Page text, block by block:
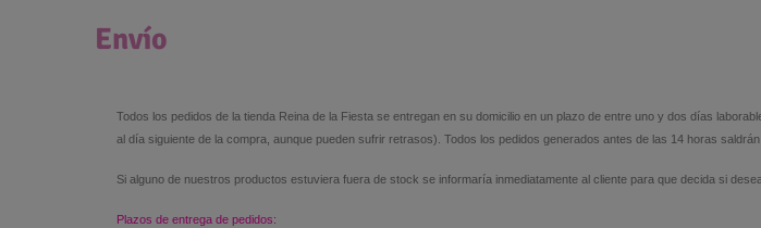
Envío
Todos los pedidos de la tienda Reina de la Fiesta se entregan en su domicilio en un plazo de entre uno y dos días
al día siguiente de la compra, aunque pueden sufrir retrasos). Todos los pedidos generados antes de las 14 horas
Si alguno de nuestros productos estuviera fuera de stock se informaría inmediatamente al cliente para que decida si
Plazos de entrega de pedidos: